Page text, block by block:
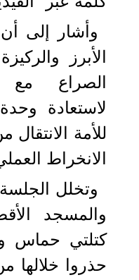
وأشار إلى
الأبرز
الصراع مع
لاستعادة
للأمة
الانخراط
وتخلل
والمسجد
كتلتي حماس
حذروا خلالها